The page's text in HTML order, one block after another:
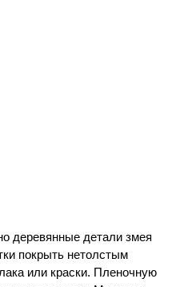
деревянные детали змея
покрыть нетолстым
или краски. Пленочную